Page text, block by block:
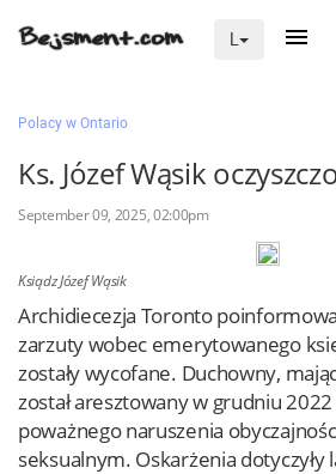
Na skróty
Zaloguj przez Clascal
Polacy w Ontario
Ks. Józef Wąsik
September 09, 2025, 02:00pm
Ksiądz Józef Wąsik
Archidiecezja Toronto
zarzuty wobec emerytowanego
zostały wycofane. Duchowny,
został aresztowany w grudniu
poważnego naruszenia
seksualnym. Oskarżenia dotyczyły